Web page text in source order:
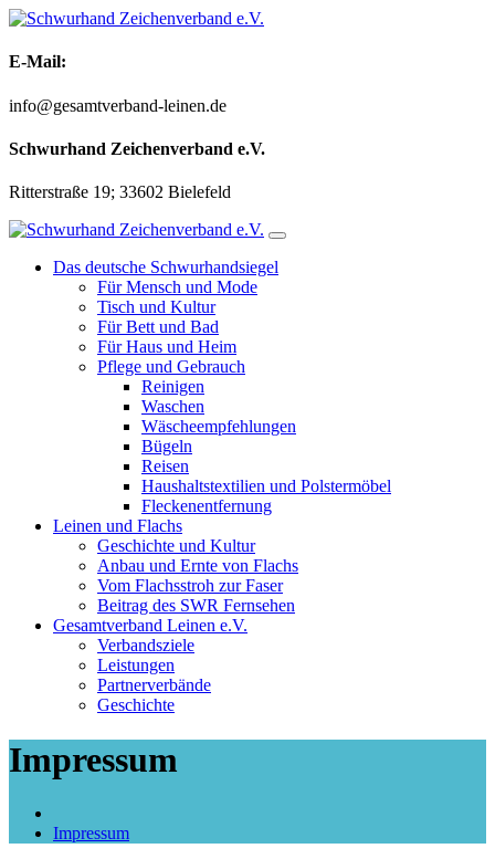
Zum
springen
E-Mail:
info@gesamtverband-leinen.de
Schwurhand Zeichenverband e.V.
Ritterstraße 19; 33602 Bielefeld
Das deutsche Schwurhandsiegel
Für Mensch und Mode
Tisch und Kultur
Für Bett und Bad
Für Haus und Heim
Pflege und Gebrauch
Reinigen
Waschen
Wäscheempfehlungen
Bügeln
Reisen
Haushaltstextilien und Polstermöbel
Fleckenentfernung
Leinen und Flachs
Geschichte und Kultur
Anbau und Ernte von Flachs
Vom Flachsstroh zur Faser
Beitrag des SWR Fernsehen
Gesamtverband Leinen e.V.
Verbandsziele
Leistungen
Partnerverbände
Geschichte
Impressum
Impressum